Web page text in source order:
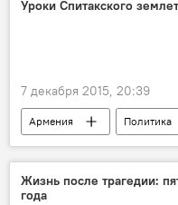
Уроки Спитакского
7 декабря 2015, 20:39
Армения
Политика
Руины памяти. Спитак.
Спитакское землетрясение:
Жизнь после трагедии:
года